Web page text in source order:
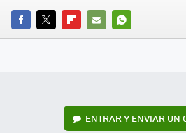
FACEBOOK
TWITTERFLIPBOARD
E-
WHATSAPP
ENTRAR Y ENVIAR UN